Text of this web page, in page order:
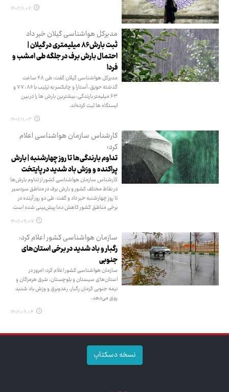
۱۴۰۲.۱۱.۰۷
مدیرکل هواشناسی گیلان خبر داد
ثبت بارش ۸۶ میلیمتری در گیلان |
احتمال بارش برف در جلگه طی امشب و
فردا
مدیرکل هواشناسی گیلان گفت: طی ۴۸ ساعت
گذشته حویق، آستارا و چابکسر به ترتیب با ۸۶، ۷۷ و
۶۳ میلیمتر بارندگی، بیشترین بارش ها را در بین
ایستگاه ها ثبت کرده‌اند.
۱۴۰۲.۱۱.۰۳
کارشناس سازمان هواشناسی اعلام
کرد؛
تداوم بارندگی‌ها تا روز چهارشنبه | بارش
پراکنده و وزش باد شدید در پایتخت
کارشناس سازمان هواشناسی کشور از تداوم بارش‌ها
در نقاط مختلف کشور و بارش برف در مناطق سردسیر
تا روز چهارشنبه خبر داد و گفت: طی دو روز آینده در
برخی مناطق کشور کاهش دما پیش‌بینی شده است.
۱۴۰۲.۰۹.۰۷
سازمان هواشناسی کشور اعلام کرد:
رگبار و باد شدید در برخی استان‌های
جنوبی
سازمان هواشناسی کشور اعلام کرد: امروز در
استان‌های سیستان و بلوچستان، شرق هرمزگان و
نیمه جنوبی کرمان رگبار، رعدوبرق و وزش باد شدید
روی می‌دهد.
۱۴۰۲.۰۹.۰۴
نسخه دسکتاپ